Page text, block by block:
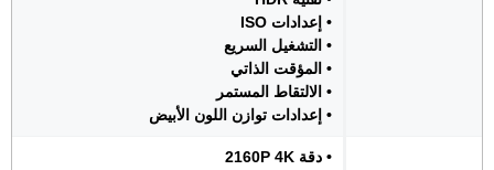
• إعدادات ISO
• التشغيل السريع
• المؤقت الذاتي
• الالتقاط المستمر
• إعدادات توازن اللون الأبيض
• دقة 2160P 4K